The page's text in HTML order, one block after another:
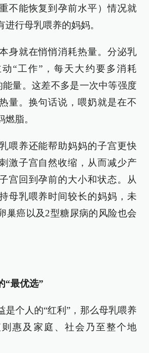
不能恢复到孕前水平）情况就
进行母乳喂养的妈妈。
身就在悄悄消耗热量。分泌乳
“工作”，每天大约要多消耗
能量。这差不多是一次中等强度
量。换句话说，喂奶就是在不
脂。
喂养还能帮助妈妈的子宫更快
激子宫自然收缩，从而减少产
宫回到孕前的大小和状态。从
母乳喂养时间较长的妈妈，未
巢癌以及2型糖尿病的风险也会
“最优选”
是个人的“红利”，那么母乳喂养
惠及家庭、社会乃至整个地